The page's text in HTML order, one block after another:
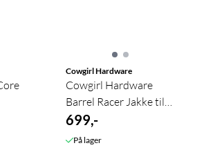
Cowgirl Hardware
Cowgirl Hardware
Barrel Racer Jakke til
Jente
699,-
På lager